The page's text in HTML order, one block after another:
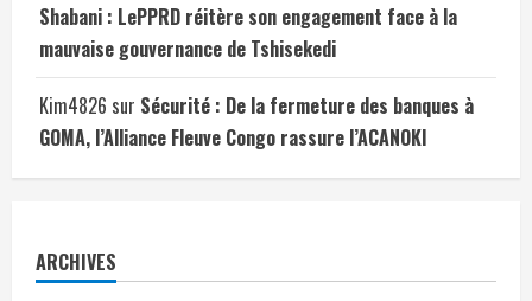
Shabani : LePPRD réitère son engagement face à la
mauvaise gouvernance de Tshisekedi
Kim4826 sur Sécurité : De la fermeture des banques à
GOMA, l’Alliance Fleuve Congo rassure l’ACANOKI
ARCHIVES